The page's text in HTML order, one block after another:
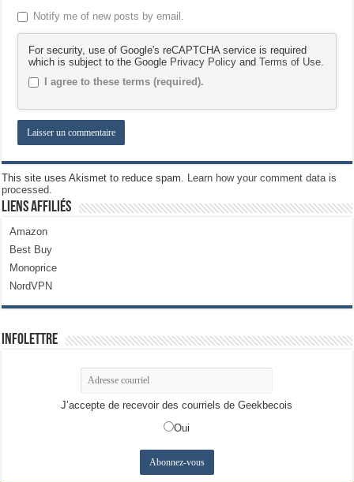
Notify me of new posts by email.
For security, use of Google's reCAPTCHA service is required
which is subject to the Google Privacy Policy andTerms of Use
I agree to these terms (required).
This site uses Akismet to reduce spam.
Learn how your comment data is
processed.
Liens Affiliés
Amazon
Best Buy
Monoprice
NordVPN
Infolettre
J’accepte de recevoir des courriels de Geekbecois
Oui